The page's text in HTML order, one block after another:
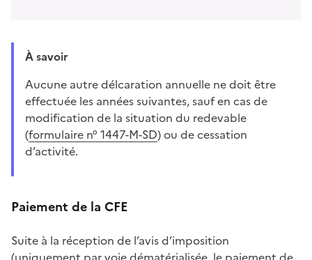
À savoir
Aucune autre délcaration annuelle ne doit être
effectuée les années suivantes, sauf en cas de
modification de la situation du redevable
(formulaire n° 1447-M-SD) ou de cessation
d’activité.
Paiement de la CFE
Suite à la réception de l’avis d’imposition